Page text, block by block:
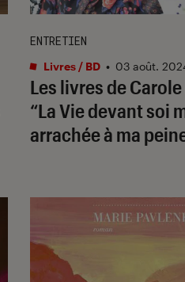
Les livres de
“La Vie devant soi
arrachée à ma
ENTRETIEN
Livres / BD • 03 août.